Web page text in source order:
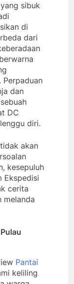
sibuk
di
dari
Perpaduan
dan
DC
diri.
akan
kesepuluh
Ekspedisi
cerita
melanda
Pantai
keliling